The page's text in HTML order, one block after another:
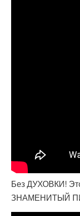
Без ДУХОВКИ!
ЗНАМЕНИТЫЙ